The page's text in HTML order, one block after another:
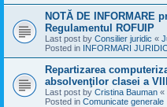
NOTĂ DE INFORMARE
Regulamentul ROFUIP
Last post by Consilier juridic «
Posted in INFORMARI
Repartizarea
absolvenţilor clasei a
Last post by Cristina Bauman «
Posted in Comunicate generale